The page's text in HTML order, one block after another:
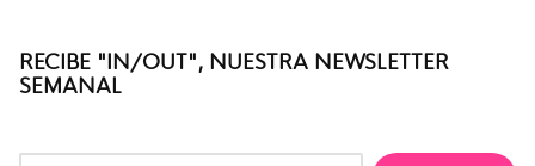
RECIBE "IN/OUT", NUESTRA NEWSLETTER
SEMANAL